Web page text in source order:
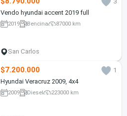
Vendo hyundai accent 2019 full
2019 Bencina 87000 km
San Carlos
$7.200.000
1
Hyundai Veracruz 2009, 4x4
2009 Diesel 223000 km